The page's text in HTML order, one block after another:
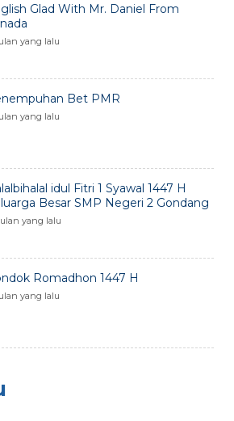
Glad With Mr. Daniel From
yang lalu
Bet PMR
yang lalu
idul Fitri 1 Syawal 1447 H
Besar SMP Negeri 2 Gondang
yang lalu
Romadhon 1447 H
yang lalu